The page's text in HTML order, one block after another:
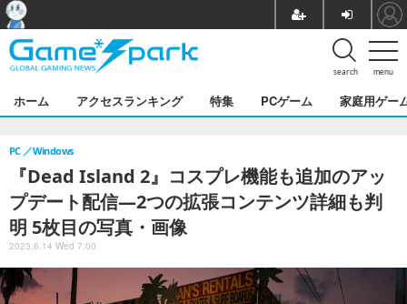
menu
search
ホーム アクセスランキング 特集 PCゲーム 家庭用ゲー
『Dead Island 2』コスプレ機能も追加のアッ
プデート配信―2つの拡張コンテンツ詳細も判
明 5枚目の写真・画像
PC Windows
2023.6.14 Wed 7:00